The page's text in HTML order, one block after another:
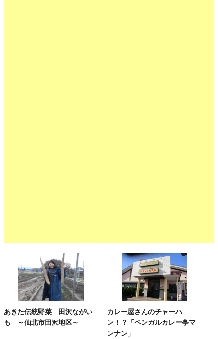
あきた伝統野菜 田沢ながい
も ～仙北市田沢地区～
カレー屋さんのチャーハ
ン！？「ベンガルカレー亭マ
ンナン」